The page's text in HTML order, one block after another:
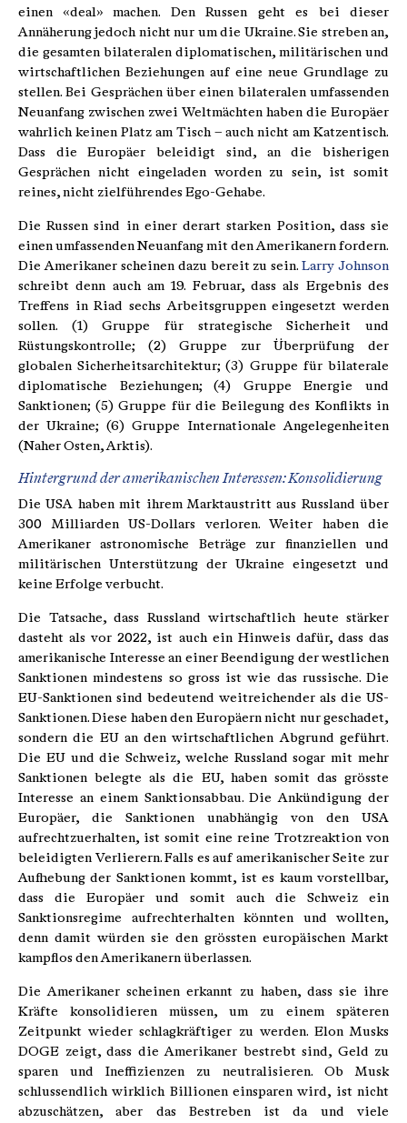
einen «deal» machen. Den Russen geht es bei dieser
Annäherung jedoch nicht nur um die Ukraine. Sie streben an,
die gesamten bilateralen diplomatischen, militärischen und
wirtschaftlichen Beziehungen auf eine neue Grundlage zu
stellen. Bei Gesprächen über einen bilateralen umfassenden
Neuanfang zwischen zwei Weltmächten haben die Europäer
wahrlich keinen Platz am Tisch – auch nicht am Katzentisch.
Dass die Europäer beleidigt sind, an die bisherigen
Gesprächen nicht eingeladen worden zu sein, ist somit
reines, nicht zielführendes Ego-Gehabe.
Die Russen sind in einer derart starken Position, dass sie
einen umfassenden Neuanfang mit den Amerikanern fordern.
Die Amerikaner scheinen dazu bereit zu sein.Larry Johnson
schreibt denn auch am 19. Februar, dass als Ergebnis des
Treffens in Riad sechs Arbeitsgruppen eingesetzt werden
sollen. (1) Gruppe für strategische Sicherheit und
Rüstungskontrolle; (2) Gruppe zur Überprüfung der
globalen Sicherheitsarchitektur; (3) Gruppe für bilaterale
diplomatische Beziehungen; (4) Gruppe Energie und
Sanktionen; (5) Gruppe für die Beilegung des Konflikts in
der Ukraine; (6) Gruppe Internationale Angelegenheiten
(Naher Osten, Arktis).
Hintergrund der amerikanischen Interessen: Konsolidierung
Die USA haben mit ihrem Marktaustritt aus Russland über
300 Milliarden US-Dollars verloren. Weiter haben die
Amerikaner astronomische Beträge zur finanziellen und
militärischen Unterstützung der Ukraine eingesetzt und
keine Erfolge verbucht.
Die Tatsache, dass Russland wirtschaftlich heute stärker
dasteht als vor 2022, ist auch ein Hinweis dafür, dass das
amerikanische Interesse an einer Beendigung der westlichen
Sanktionen mindestens so gross ist wie das russische. Die
EU-Sanktionen sind bedeutend weitreichender als die US-
Sanktionen. Diese haben den Europäern nicht nur geschadet,
sondern die EU an den wirtschaftlichen Abgrund geführt.
Die EU und die Schweiz, welche Russland sogar mit mehr
Sanktionen belegte als die EU, haben somit das grösste
Interesse an einem Sanktionsabbau. Die Ankündigung der
Europäer, die Sanktionen unabhängig von den USA
aufrechtzuerhalten, ist somit eine reine Trotzreaktion von
beleidigten Verlierern. Falls es auf amerikanischer Seite zur
Aufhebung der Sanktionen kommt, ist es kaum vorstellbar,
dass die Europäer und somit auch die Schweiz ein
Sanktionsregime aufrechterhalten könnten und wollten,
denn damit würden sie den grössten europäischen Markt
kampflos den Amerikanern überlassen.
Die Amerikaner scheinen erkannt zu haben, dass sie ihre
Kräfte konsolidieren müssen, um zu einem späteren
Zeitpunkt wieder schlagkräftiger zu werden. Elon Musks
DOGE zeigt, dass die Amerikaner bestrebt sind, Geld zu
sparen und Ineffizienzen zu neutralisieren. Ob Musk
schlussendlich wirklich Billionen einsparen wird, ist nicht
abzuschätzen, aber das Bestreben ist da und viele